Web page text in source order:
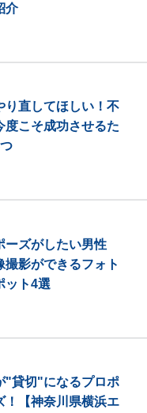
介
り直してほしい！不
度こそ成功させるた
ーズがしたい男性
撮影ができるフォト
ット4選
"貸切"になるプロポ
！【神奈川県横浜エ